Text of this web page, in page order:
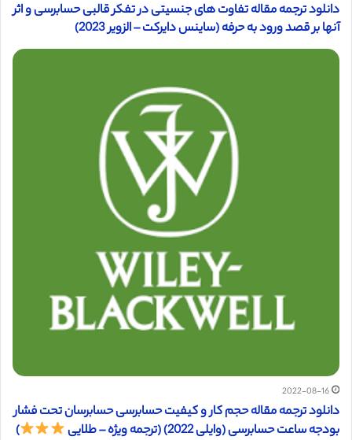
دانلود ترجمه مقاله تفاوت های جنسیتی در تفکر قالبی حسابرسی و اثر
آنها بر قصد ورود به حرفه (ساینس دایرکت – الزویر 2023)
2022-08-16
دانلود ترجمه مقاله حجم کار و کیفیت حسابرسی حسابرسان تحت فشار
بودجه ساعت حسابرسی (وایلی 2022) (ترجمه ویژه – طلایی
)